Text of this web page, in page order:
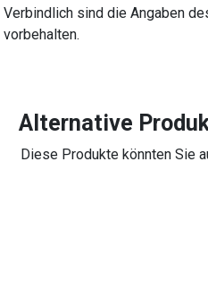
Verbindlich sind die Angaben
vorbehalten.
Alternative
Diese Produkte könnten Sie